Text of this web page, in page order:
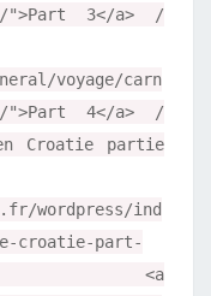
">Part 3</a> /
voyage/carn
">Part 4</a> /
Croatie partie
wordpress/ind
croatie-part-
a> <a